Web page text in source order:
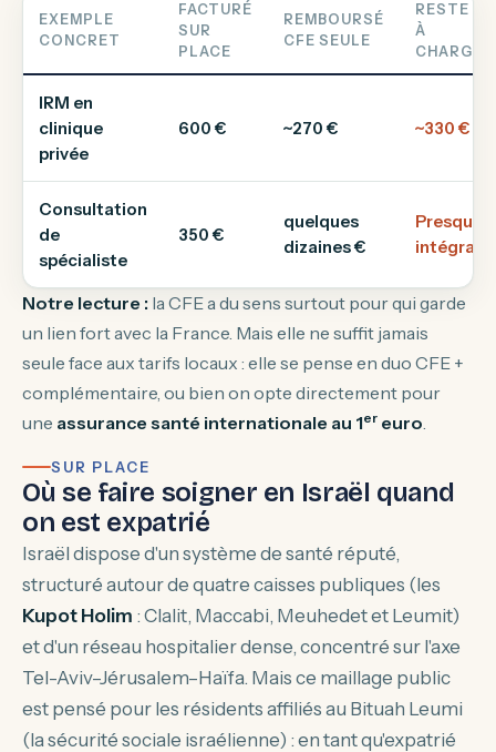
EXEMPLE
CONCRET
FACTURÉ
SUR
PLACE
REMBOURSÉ
CFE SEULE
RESTE
À
CHARGE
IRM en
clinique
privée
600 € ~270 € ~330 €
Consultation
de
spécialiste
350 €
quelques
dizaines €
Presque
intégral
Notre lecture : la CFE a du sens surtout pour qui garde
un lien fort avec la France. Mais elle ne suffit jamais
seule face aux tarifs locaux : elle se pense en duo CFE +
complémentaire, ou bien on opte directement pour
une assurance santé internationale au 1er euro.
SUR PLACE
Où se faire soigner en Israël quand
on est expatrié
Israël dispose d'un système de santé réputé,
structuré autour de quatre caisses publiques (les
Kupot Holim : Clalit, Maccabi, Meuhedet et Leumit)
et d'un réseau hospitalier dense, concentré sur l'axe
Tel-Aviv–Jérusalem–Haïfa. Mais ce maillage public
est pensé pour les résidents affiliés au Bituah Leumi
(la sécurité sociale israélienne) : en tant qu'expatrié